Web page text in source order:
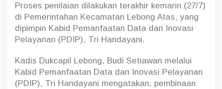
u
k
i
k
t
K
Proses penilaian dilakukan terakhir kemarin (27/7)
di Pemerintahan Kecamatan Lebong Atas, yang
dipimpin Kabid Pemanfaatan Data dan Inovasi
Pelayanan (PDIP), Tri Handayani.
Kadis Dukcapil Lebong, Budi Setiawan melalui
Kabid Pemanfaatan Data dan Inovasi Pelayanan
(PDIP), Tri Handayani mengatakan, pembinaan